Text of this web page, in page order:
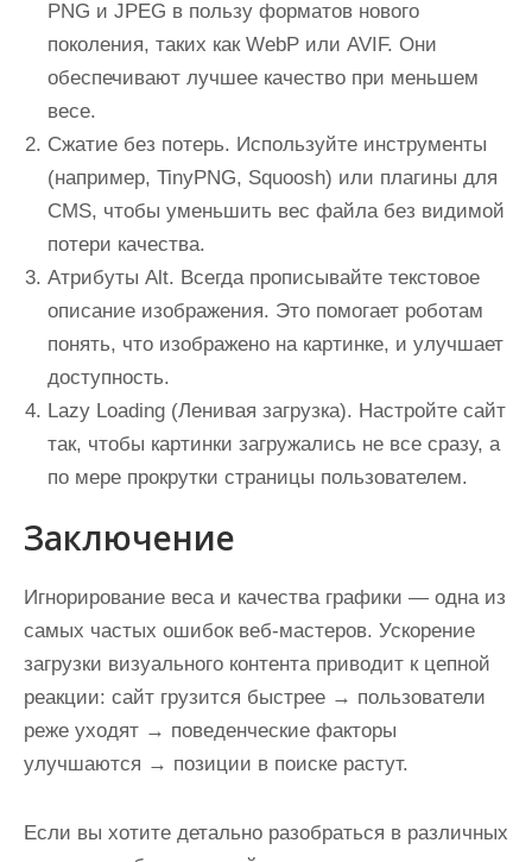
PNG и JPEG в пользу форматов нового
поколения, таких как WebP или AVIF. Они
обеспечивают лучшее качество при меньшем
весе.
Сжатие без потерь. Используйте инструменты
(например, TinyPNG, Squoosh) или плагины для
CMS, чтобы уменьшить вес файла без видимой
потери качества.
Атрибуты Alt. Всегда прописывайте текстовое
описание изображения. Это помогает роботам
понять, что изображено на картинке, и улучшает
доступность.
Lazy Loading (Ленивая загрузка). Настройте сайт
так, чтобы картинки загружались не все сразу, а
по мере прокрутки страницы пользователем.
Заключение
Игнорирование веса и качества графики — одна из
самых частых ошибок веб-мастеров. Ускорение
загрузки визуального контента приводит к цепной
реакции: сайт грузится быстрее → пользователи
реже уходят → поведенческие факторы
улучшаются → позиции в поиске растут.
Если вы хотите детально разобраться в различных